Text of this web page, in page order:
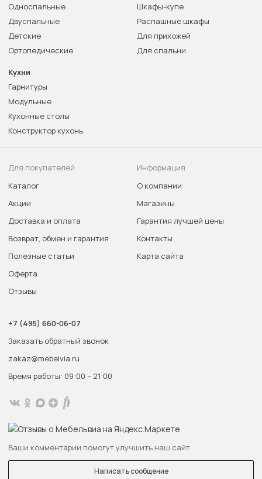
Односпальные
Двуспальные
Детские
Ортопедические
Шкафы-купе
Распашные шкафы
Для прихожей
Для спальни
Кухни
Гарнитуры
Модульные
Кухонные столы
Конструктор кухонь
Для покупателей
Каталог
Акции
Доставка и оплата
Возврат, обмен и гарантия
Полезные статьи
Оферта
Отзывы
Информация
О компании
Магазины
Гарантия лучшей цены
Контакты
Карта сайта
+7 (495) 660-06-07
Заказать обратный звонок
zakaz@mebelvia.ru
Время работы: 09:00 – 21:00
Ваши комментарии помогут улучшить наш сайт
Написать сообщение